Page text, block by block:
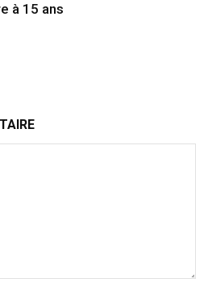
à 15 ans